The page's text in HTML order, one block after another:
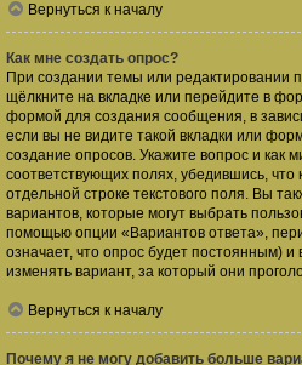
Вернуться к началу
Как мне создать опрос?
При создании темы или редактировании
щёлкните на вкладке или перейдите в
формой для создания сообщения, в
если вы не видите такой вкладки или
создание опросов. Укажите вопрос и как
соответствующих полях, убедившись,
отдельной строке текстового поля. Вы
вариантов, которые могут выбрать
помощью опции «Вариантов ответа»,
означает, что опрос будет постоянным) и
изменять вариант, за который они
Вернуться к началу
Почему я не могу добавить больше